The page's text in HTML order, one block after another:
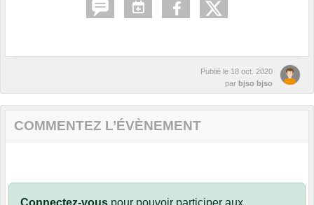
Publié le 18 oct. 2020
par bjso bjso
COMMENTEZ L’ÉVÈNEMENT